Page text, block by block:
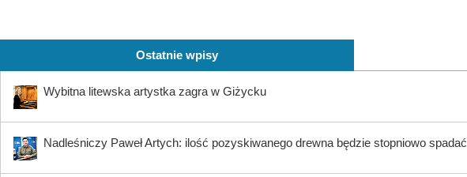
Ostatnie wpisy
Wybitna litewska artystka zagra w Giżycku
Nadleśniczy Paweł Artych: ilość pozyskiwanego drewna będzie stopniowo spadać